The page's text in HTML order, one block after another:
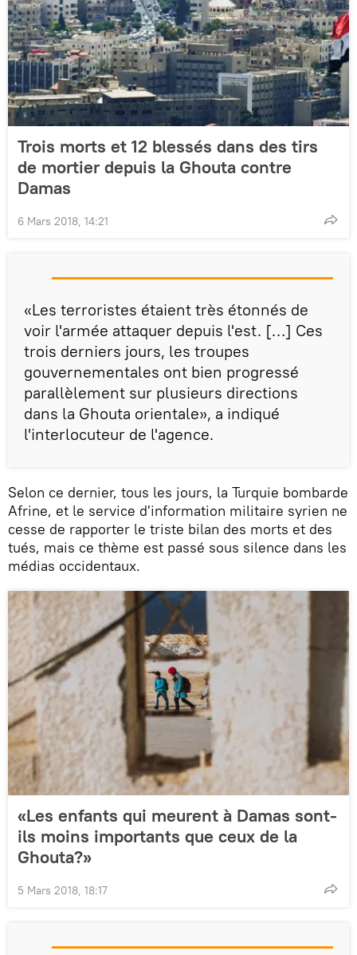
Trois morts et 12 blessés dans des tirs
de mortier depuis la Ghouta contre
Damas
6 Mars 2018, 14:21
«Les terroristes étaient très étonnés de
voir l'armée attaquer depuis l'est. […] Ces
trois derniers jours, les troupes
gouvernementales ont bien progressé
parallèlement sur plusieurs directions
dans la Ghouta orientale», a indiqué
l'interlocuteur de l'agence.
Selon ce dernier, tous les jours, la Turquie bombarde
Afrine, et le service d'information militaire syrien ne
cesse de rapporter le triste bilan des morts et des
tués, mais ce thème est passé sous silence dans les
médias occidentaux.
«Les enfants qui meurent à Damas sont-
ils moins importants que ceux de la
Ghouta?»
5 Mars 2018, 18:17